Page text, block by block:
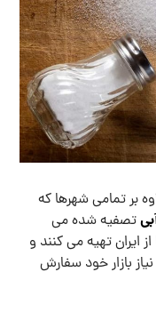
بر تمامی شهرها که
تصفیه شده می
ایران تهیه می کنند و
بازار خود سفارش